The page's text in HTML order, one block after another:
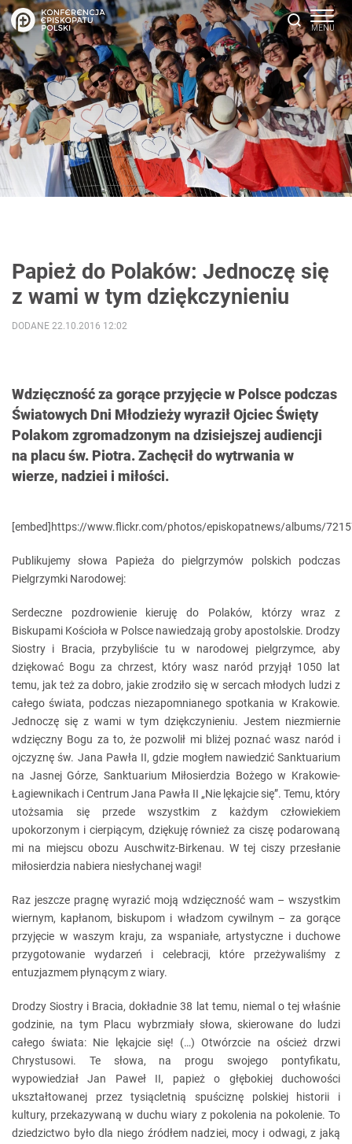
Papież do Polaków: Jednoczę się
z wami w tym dziękczynieniu
Wdzięczność za gorące przyjęcie w Polsce podczas
Światowych Dni Młodzieży wyraził Ojciec Święty
Polakom zgromadzonym na dzisiejszej audiencji
na placu św. Piotra. Zachęcił do wytrwania w
wierze, nadziei i miłości.
DODANE 22.10.2016 12:02
[embed]https://www.flickr.com/photos/episkopatnews/albums/
Publikujemy słowa Papieża do pielgrzymów polskich podczas
Pielgrzymki Narodowej:
Serdeczne pozdrowienie kieruję do Polaków, którzy wraz z
Biskupami Kościoła w Polsce nawiedzają groby apostolskie. Drodzy
Siostry i Bracia, przybyliście tu w narodowej pielgrzymce, aby
dziękować Bogu za chrzest, który wasz naród przyjął 1050 lat
temu, jak też za dobro, jakie zrodziło się w sercach młodych ludzi z
całego świata, podczas niezapomnianego spotkania w Krakowie.
Jednoczę się z wami w tym dziękczynieniu. Jestem niezmiernie
wdzięczny Bogu za to, że pozwolił mi bliżej poznać wasz naród i
ojczyznę św. Jana Pawła II, gdzie mogłem nawiedzić Sanktuarium
na Jasnej Górze, Sanktuarium Miłosierdzia Bożego w Krakowie-
Łagiewnikach i Centrum Jana Pawła II „Nie lękajcie się”. Temu, który
utożsamia się przede wszystkim z każdym człowiekiem
upokorzonym i cierpiącym, dziękuję również za ciszę podarowaną
mi na miejscu obozu Auschwitz-Birkenau. W tej ciszy przesłanie
miłosierdzia nabiera niesłychanej wagi!
Raz jeszcze pragnę wyrazić moją wdzięczność wam – wszystkim
wiernym, kapłanom, biskupom i władzom cywilnym – za gorące
przyjęcie w waszym kraju, za wspaniałe, artystyczne i duchowe
przygotowanie wydarzeń i celebracji, które przeżywaliśmy z
entuzjazmem płynącym z wiary.
Drodzy Siostry i Bracia, dokładnie 38 lat temu, niemal o tej właśnie
godzinie, na tym Placu wybrzmiały słowa, skierowane do ludzi
całego świata: Nie lękajcie się! (…) Otwórzcie na oścież drzwi
Chrystusowi. Te słowa, na progu swojego pontyfikatu,
wypowiedział Jan Paweł II, papież o głębokiej duchowości
ukształtowanej przez tysiącletnią spuściznę polskiej historii i
kultury, przekazywaną w duchu wiary z pokolenia na pokolenie. To
dziedzictwo było dla niego źródłem nadziei, mocy i odwagi, z jaką